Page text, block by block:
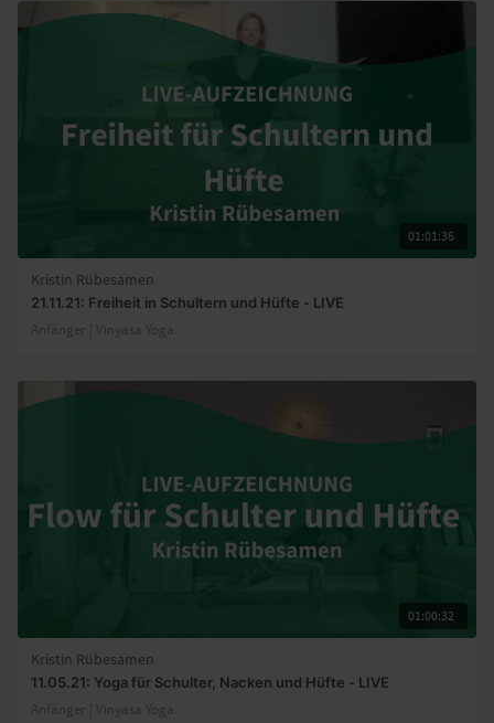
01:01:36
Kristin Rübesamen
21.11.21: Freiheit in Schultern und Hüfte - LIVE
Anfänger | Vinyasa Yoga
01:00:32
Kristin Rübesamen
11.05.21: Yoga für Schulter, Nacken und Hüfte - LIVE
Anfänger | Vinyasa Yoga